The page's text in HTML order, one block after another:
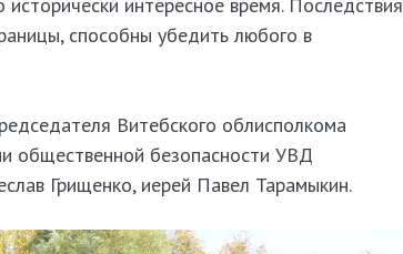
способны убедить любого в
Витебского облисполкома
общественной безопасности УВД
Грищенко, иерей Павел Тарамыкин.